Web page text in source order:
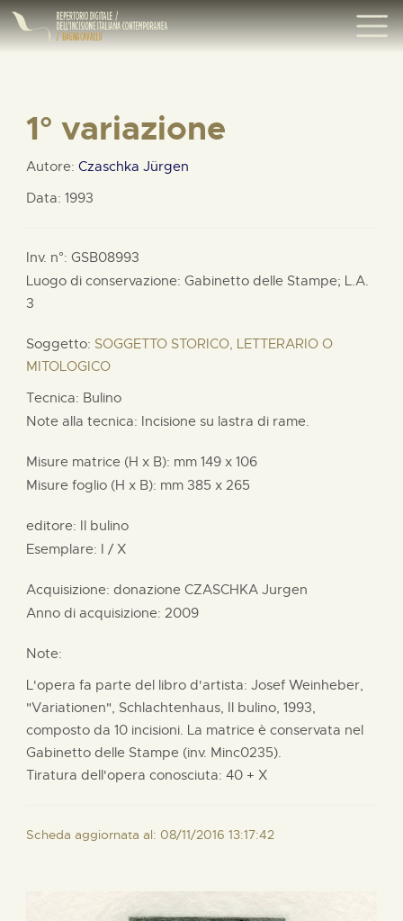
1° variazione
Autore: Czaschka Jürgen
Data: 1993
Inv. n°: GSB08993
Luogo di conservazione: Gabinetto delle Stampe; L.A.
3
Soggetto: SOGGETTO STORICO, LETTERARIO O
MITOLOGICO
Tecnica: Bulino
Note alla tecnica: Incisione su lastra di rame.
Misure matrice (H x B): mm 149 x 106
Misure foglio (H x B): mm 385 x 265
editore: Il bulino
Esemplare: I / X
Acquisizione: donazione CZASCHKA Jurgen
Anno di acquisizione: 2009
Note:
L'opera fa parte del libro d'artista: Josef Weinheber,
"Variationen", Schlachtenhaus, Il bulino, 1993,
composto da 10 incisioni. La matrice è conservata nel
Gabinetto delle Stampe (inv. Minc0235).
Tiratura dell'opera conosciuta: 40 + X
Scheda aggiornata al: 08/11/2016 13:17:42